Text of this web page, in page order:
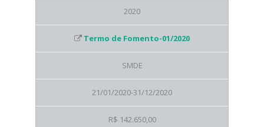
2020
Termo de Fomento-01/2020
SMDE
21/01/2020-31/12/2020
R$ 142.650,00